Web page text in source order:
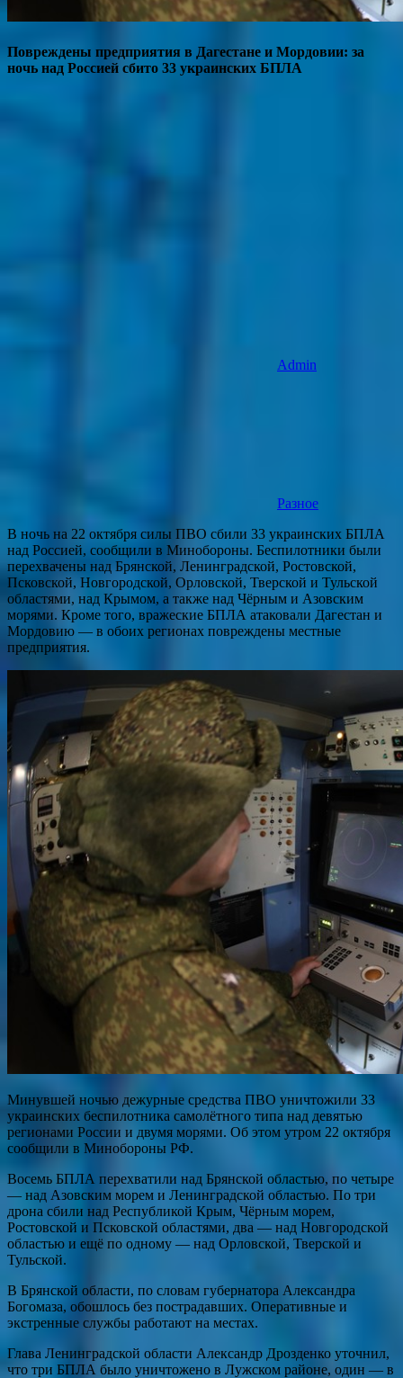
Повреждены предприятия в Дагестане и Мордовии: за
ночь над Россией сбито 33 украинских БПЛА
Admin
Разное
В ночь на 22 октября силы ПВО сбили 33 украинских БПЛА
над Россией, сообщили в Минобороны. Беспилотники были
перехвачены над Брянской, Ленинградской, Ростовской,
Псковской, Новгородской, Орловской, Тверской и Тульской
областями, над Крымом, а также над Чёрным и Азовским
морями. Кроме того, вражеские БПЛА атаковали Дагестан и
Мордовию — в обоих регионах повреждены местные
предприятия.
Минувшей ночью дежурные средства ПВО уничтожили 33
украинских беспилотника самолётного типа над девятью
регионами России и двумя морями. Об этом утром 22 октября
сообщили в Минобороны РФ.
Восемь БПЛА перехватили над Брянской областью, по четыре
— над Азовским морем и Ленинградской областью. По три
дрона сбили над Республикой Крым, Чёрным морем,
Ростовской и Псковской областями, два — над Новгородской
областью и ещё по одному — над Орловской, Тверской и
Тульской.
В Брянской области, по словам губернатора Александра
Богомаза, обошлось без пострадавших. Оперативные и
экстренные службы работают на местах.
Глава Ленинградской области Александр Дрозденко уточнил,
что три БПЛА было уничтожено в Лужском районе, один — в